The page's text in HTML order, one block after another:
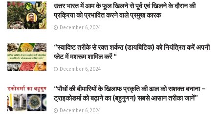
उत्तर भारत में आम के फूल खिलने से पूर्व एवं खिलने के दौरान की
प्रक्रिया को प्रभावित करने वाले प्रमुख कारक
December 6, 2024
“स्वादिष्ट तरीके से रक्त शर्करा (डायबिटिक) को नियंत्रित करें अपनी
प्लेट में मशरूम शामिल करें “
December 6, 2024
“पौधों की बीमारियों के खिलाफ प्रकृति की ढाल को सशक्त बनाना –
ट्राइकोडर्मा को बढ़ाने का (बहुगुणन) सबसे आसान तरीका जानें”
December 6, 2024